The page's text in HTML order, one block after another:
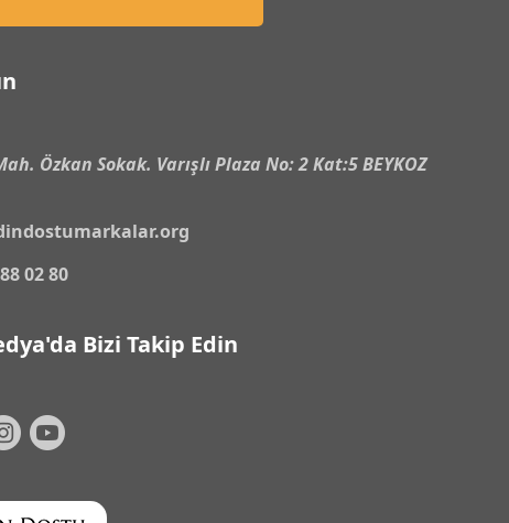
Özkan Sokak. Varışlı Plaza No: 2 Kat:5 BEYKOZ
02 80
Bizi Takip Edin